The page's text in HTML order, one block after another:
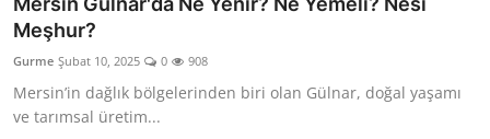
Mutfak Temizliği & Pratik Bilgiler
Anne & Bebek Beslenmesi
Mutfak Sırları & Teknikler
Meşhur?
Gurme Şubat 10, 2025 0 908
Mersin’in dağlık bölgelerinden biri olan Gülnar, doğal yaşamı
ve tarımsal üretim...